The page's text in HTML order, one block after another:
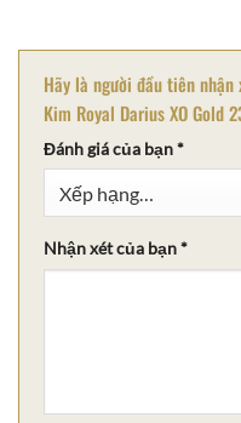
Hãy là người đầu tiên nhận
Kim Royal Darius XO Gold
Đánh giá của bạn*
Nhận xét của bạn*